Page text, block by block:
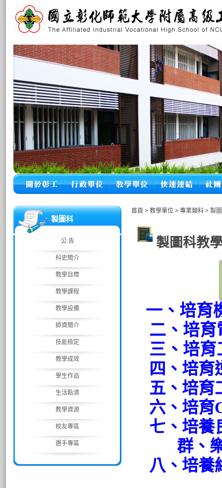
製圖科
公 告
科史簡介
教學目標
教學課程
教學設備
師資簡介
技能檢定
教學成效
學生作品
生活點滴
教學資源
校友專區
選手專區
首頁 > 教學單位 > 專業類科 > 製
製圖科教
一、 培育
二、培
三、培
四、培育
五、培育
六、培育
七、培養
群、
八、培養